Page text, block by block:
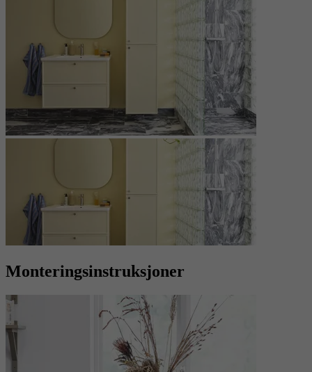
Monteringsinstruksjoner